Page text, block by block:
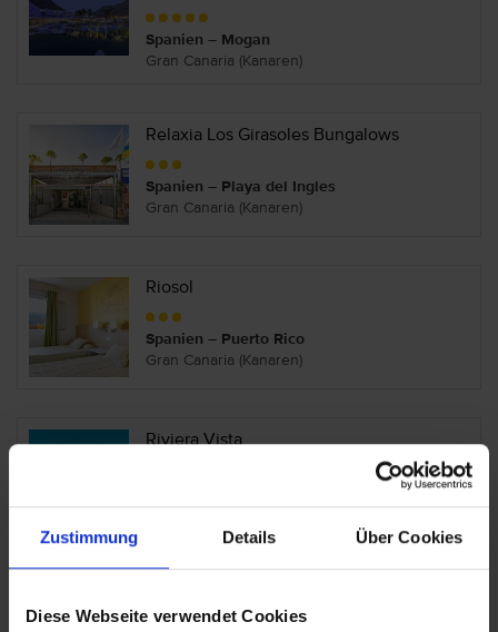
Zustimmung Details Über Cookies
Diese Webseite verwendet Cookies
Spanien – Mogan
Gran Canaria (Kanaren)
Relaxia Los Girasoles Bungalows
Spanien – Playa del Ingles
Gran Canaria (Kanaren)
Riosol
Spanien – Puerto Rico
Gran Canaria (Kanaren)
Riviera Vista